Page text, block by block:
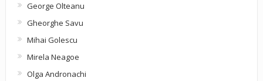
George Olteanu
Gheorghe Savu
Mihai Golescu
Mirela Neagoe
Olga Andronachi